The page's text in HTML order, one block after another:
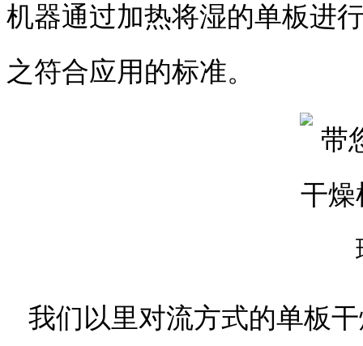
机器通过加热将湿的单板进
之符合应用的标准。
我们以里对流方式的单板